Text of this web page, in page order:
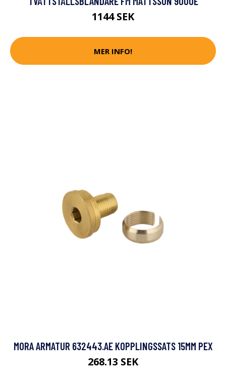
1144 SEK
MER INFO!
MORA ARMATUR 632443.AE KOPPLINGSSATS 15MM PEX
268.13 SEK